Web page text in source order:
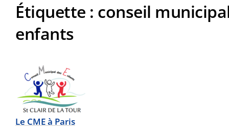
Étiquette : conseil
enfants
Le CME à Paris